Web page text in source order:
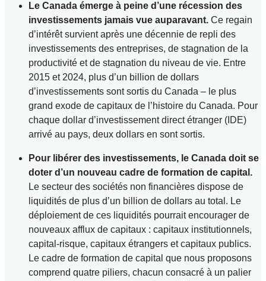
Le Canada émerge à peine d’une récession des
investissements jamais vue auparavant. Ce regain
d’intérêt survient après une décennie de repli des
investissements des entreprises, de stagnation de la
productivité et de stagnation du niveau de vie. Entre
2015 et 2024, plus d’un billion de dollars
d’investissements sont sortis du Canada – le plus
grand exode de capitaux de l’histoire du Canada. Pour
chaque dollar d’investissement direct étranger (IDE)
arrivé au pays, deux dollars en sont sortis.
Pour libérer des investissements, le Canada doit se
doter d’un nouveau cadre de formation de capital.
Le secteur des sociétés non financières dispose de
liquidités de plus d’un billion de dollars au total. Le
déploiement de ces liquidités pourrait encourager de
nouveaux afflux de capitaux : capitaux institutionnels,
capital-risque, capitaux étrangers et capitaux publics.
Le cadre de formation de capital que nous proposons
comprend quatre piliers, chacun consacré à un palier